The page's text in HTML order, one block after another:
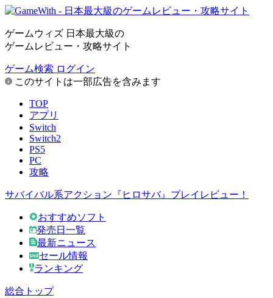
ゲームウィズ 日本最大級の
ゲームレビュー・攻略サイト
ゲーム検索 ログイン
このサイトは一部広告を含みます
TOP
アプリ
Switch
Switch2
PS5
PC
攻略
サバイバル系アクション『ヒロサバ』プレイレビュー！
おすすめソフト
発売日一覧
最新ニュース
セール情報
ランキング
総合トップ